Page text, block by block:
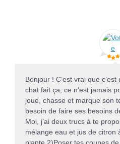
Bonjour ! C’est vrai que
chat fait ça, ce n'est jamais
joue, chasse et marque son
besoin de faire ses besoins
Moi, j’ai deux trucs à te
mélange eau et jus de citron